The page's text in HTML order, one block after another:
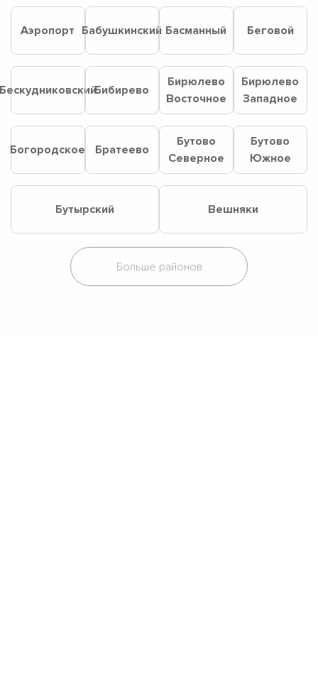
Аэропорт Бабушкинский Басманный Беговой
Бибирево
Бирюлево
Восточное
Бирюлево
Западное
Богородское Братеево
Бутово
Северное
Бутово
Южное
Бутырский Вешняки